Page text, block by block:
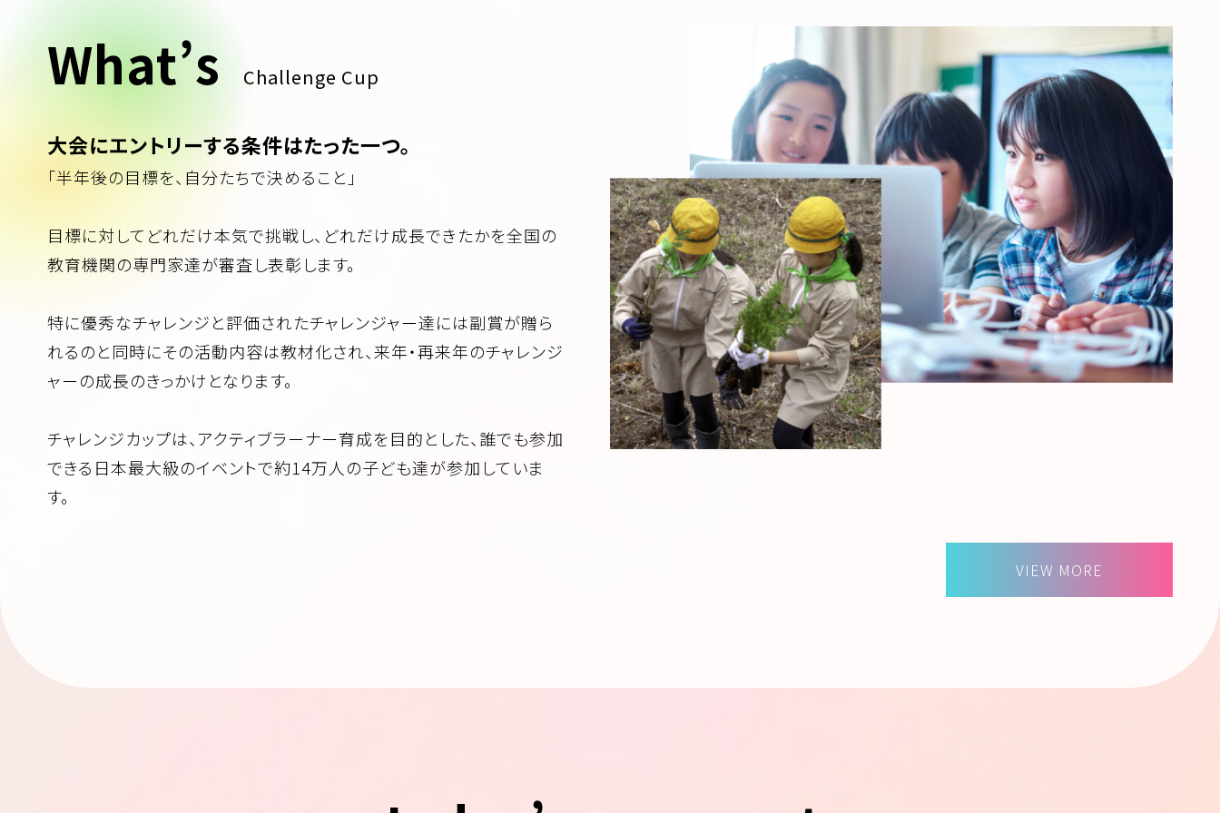
What’s Challenge Cup
大会にエントリーする条件はたった一つ。
「半年後の目標を、自分たちで決めること」
目標に対してどれだけ本気で挑戦し、どれだけ成長できたかを全国の
教育機関の専門家達が審査し表彰します。
特に優秀なチャレンジと評価されたチャレンジャー達には副賞が贈ら
れるのと同時にその活動内容は教材化され、来年・再来年のチャレンジ
ャーの成長のきっかけとなります。
チャレンジカップは、アクティブラーナー育成を目的とした、誰でも参加
できる日本最大級のイベントで約14万人の子ども達が参加していま
す。
VIEW MORE